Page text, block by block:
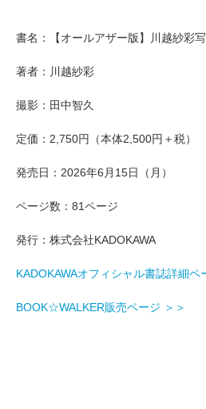
書名：【オールアザー版】川越紗彩
著者：川越紗彩
撮影：田中智久
定価：2,750円（本体2,500円＋税）
発売日：2026年6月15日（月）
ページ数：81ページ
発行：株式会社KADOKAWA
KADOKAWAオフィシャル書誌詳細ペ
BOOK☆WALKER販売ページ ＞＞